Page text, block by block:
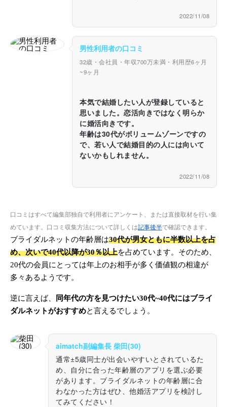
2022/11/08
男性利用者の口コミ
32歳・会社員・年収700万未満・利用歴6ヶ月
~9ヶ月
本気で結婚したい人が登録していると
思いました。恋活向きではなく明らか
に婚活向きです。
年齢は30代がボリュームゾーンですの
で、若い人で結婚目的の人には向いて
ないかもしれません。
2022/11/08
口コミはすべて編集部独自で利用者にアンケート、または直接取材を行い集
めています。口コミ収集方法について詳しくは記事後半で確認できます。
ブライダルネットの年齢層は30代が男女ともに半数以上を占
め、次いで40代以降が30％以上を占めています。そのため、
20代の会員にとっては年上のお相手が多く価値観の相違が
多々あるようです。
逆に言えば、
同年代の方を見つけたい30代~40代にはブライ
ダルネットがおすすめと言えるでしょう。
aimatch副編集長 柴田(30)
通常±5歳同士が出会いやすいとされているた
め、自分に合った年齢層のアプリを選ぶ必要
があります。ブライダルネットの年齢層に合
わなかった方はぜひ、他婚活アプリを検討し
てみてください！